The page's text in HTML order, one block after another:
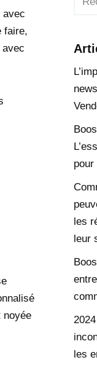
avec
faire,
noyée
les
leur
les